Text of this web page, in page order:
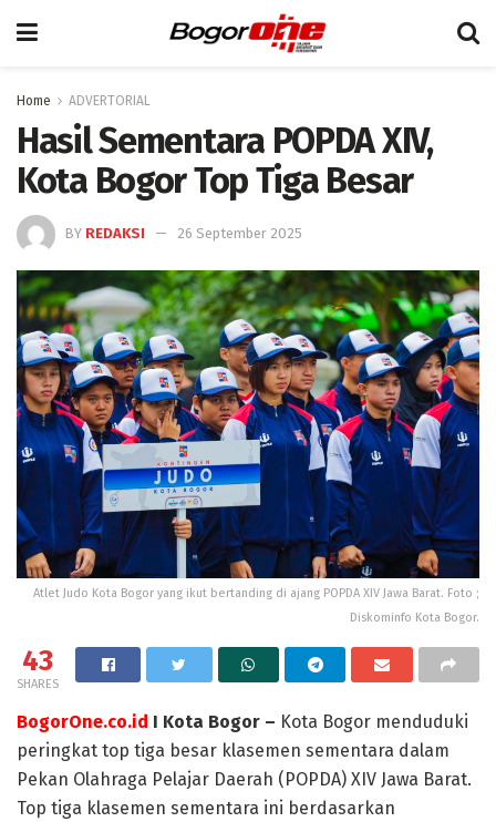
Home ADVERTORIAL
Hasil Sementara POPDA XIV,
Kota Bogor Top Tiga Besar
BY REDAKSI 26 September 2025
Atlet Judo Kota Bogor yang ikut bertanding di ajang POPDA XIV Jawa Barat. Foto ;
Diskominfo Kota Bogor.
43
SHARES
BogorOne.co.id I Kota Bogor – Kota Bogor menduduki
peringkat top tiga besar klasemen sementara dalam
Pekan Olahraga Pelajar Daerah (POPDA) XIV Jawa Barat.
Top tiga klasemen sementara ini berdasarkan